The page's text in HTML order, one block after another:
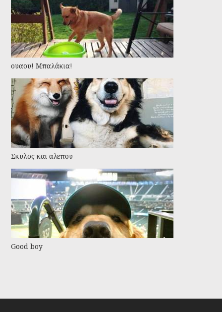
ουαου! Μπαλάκια!
Σκυλος και αλεπου
Good boy